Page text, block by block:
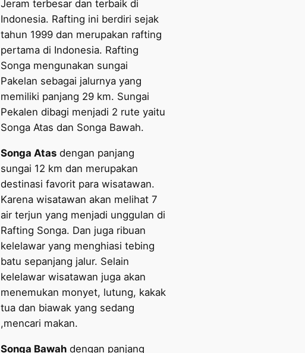
Jeram terbesar dan terbaik di
Indonesia. Rafting ini berdiri sejak
tahun 1999 dan merupakan rafting
pertama di Indonesia. Rafting
Songa mengunakan sungai
Pakelan sebagai jalurnya yang
memiliki panjang 29 km. Sungai
Pekalen dibagi menjadi 2 rute yaitu
Songa Atas dan Songa Bawah.
Songa Atas dengan panjang
sungai 12 km dan merupakan
destinasi favorit para wisatawan.
Karena wisatawan akan melihat 7
air terjun yang menjadi unggulan di
Rafting Songa. Dan juga ribuan
kelelawar yang menghiasi tebing
batu sepanjang jalur. Selain
kelelawar wisatawan juga akan
menemukan monyet, lutung, kakak
tua dan biawak yang sedang
,mencari makan.
Songa Bawah dengan panjang